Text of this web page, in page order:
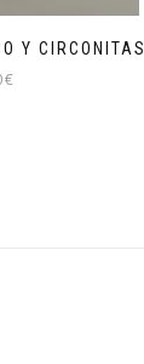
Y CIRCONITAS
€